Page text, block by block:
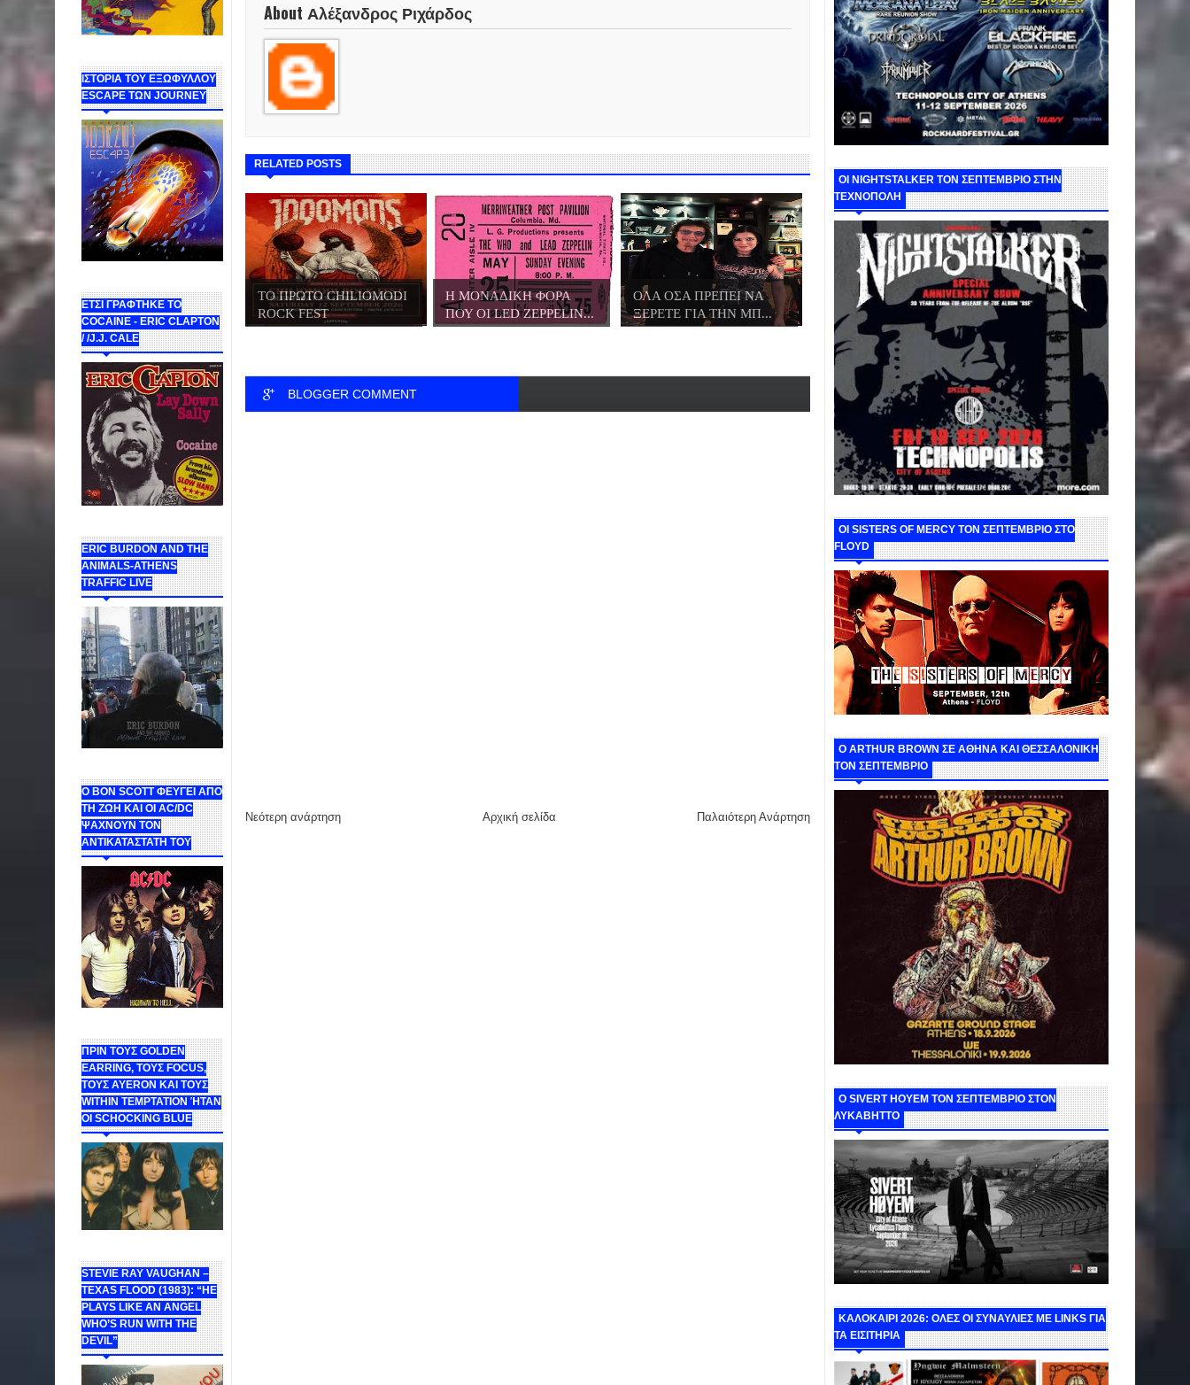
ΙΣΤΟΡΙΑ ΤΟΥ ΕΞΩΦΥΛΛΟΥ
ESCAPE ΤΩΝ JOURNEY
ΕΤΣΙ ΓΡΑΦΤΗΚΕ ΤΟ
COCAINE - ERIC CLAPTON
/ /J.J. CALE
ERIC BURDON AND THE
ANIMALS-ATHENS
TRAFFIC LIVE
Ο BON SCOTT ΦΕΥΓΕΙ ΑΠΟ
ΤΗ ΖΩΗ ΚΑΙ ΟΙ AC/DC
ΨΑΧΝΟΥΝ ΤΟΝ
ΑΝΤΙΚΑΤΑΣΤΑΤΗ ΤΟΥ
ΠΡΙΝ ΤΟΥΣ GOLDEN
EARRING, ΤΟΥΣ FOCUS,
ΤΟΥΣ ΑΥΕROΝ ΚΑΙ ΤΟΥΣ
WITHIN TEMPTATION ΉΤΑΝ
ΟΙ SCHOCKING BLUE
STEVIE RAY VAUGHAN –
TEXAS FLOOD (1983): “HE
PLAYS LIKE AN ANGEL
WHO’S RUN WITH THE
DEVIL”
About Αλέξανδρος Ριχάρδος
RELATED POSTS
ΤΟ ΠΡΩΤΟ CHILIOMODI
ROCK FEST
Η ΜΟΝΑΔΙΚΗ ΦΟΡΑ
ΠΟΥ ΟΙ LED ZEPPELIN...
ΟΛΑ ΟΣΑ ΠΡΕΠΕΙ ΝΑ
ΞΕΡΕΤΕ ΓΙΑ ΤΗΝ ΜΠ...
BLOGGER COMMENT
Νεότερη ανάρτηση Παλαιότερη Ανάρτηση
Αρχική σελίδα
ΟΙ NIGHTSTALKER ΤΟΝ ΣΕΠΤΕΜΒΡΙΟ ΣΤΗΝ
ΤΕΧΝΟΠΟΛΗ
ΟΙ SISTERS OF MERCY ΤΟΝ ΣΕΠΤΕΜΒΡΙΟ ΣΤΟ
FLOYD
O ARTHUR BROWN ΣΕ ΑΘΗΝΑ ΚΑΙ ΘΕΣΣΑΛΟΝΙΚΗ
ΤΟΝ ΣΕΠΤΕΜΒΡΙΟ
Ο SIVERT HOYEM ΤΟΝ ΣΕΠΤΕΜΒΡΙΟ ΣΤΟΝ
ΛΥΚΑΒΗΤΤΟ
ΚΑΛΟΚΑΙΡΙ 2026: ΟΛΕΣ ΟΙ ΣΥΝΑΥΛΙΕΣ ΜΕ LINKS ΓΙΑ
ΤΑ ΕΙΣΙΤΗΡΙΑ